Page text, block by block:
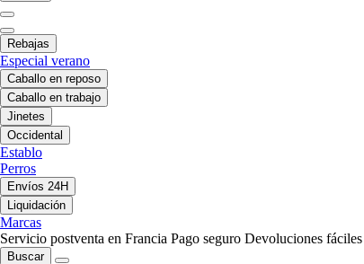
Rebajas
Especial verano
Caballo en reposo
Caballo en trabajo
Jinetes
Occidental
Establo
Perros
Envíos 24H
Liquidación
Marcas
Servicio postventa en Francia Pago seguro Devoluciones fáciles
Buscar